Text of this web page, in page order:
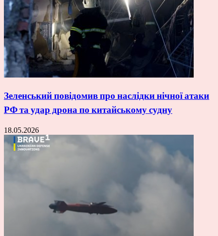
Зеленський повідомив про наслідки нічної атаки
РФ та удар дрона по китайському судну
18.05.2026